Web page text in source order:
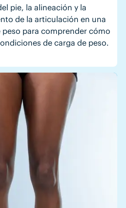
pie, la alineación y la
de la articulación en una
para comprender cómo
de carga de peso.